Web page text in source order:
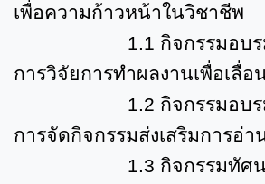
เพื่อความก้าวหน้าในวิชาชีพ
1.1 กิจกรรมอบร
การวิจัยการทำผลงานเพื่อเลื่
1.2 กิจกรรมอบร
การจัดกิจกรรมส่งเสริมการอ่า
1.3 กิจกรรมทัศ